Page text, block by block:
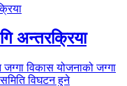
अन्तरक्रिया